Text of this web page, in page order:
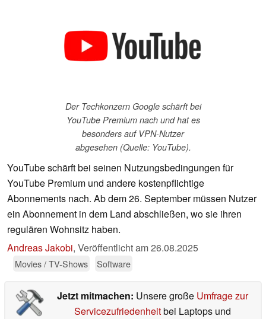
Der Techkonzern Google schärft bei
YouTube Premium nach und hat es
besonders auf VPN-Nutzer
abgesehen (Quelle: YouTube).
YouTube schärft bei seinen Nutzungsbedingungen für
YouTube Premium und andere kostenpflichtige
Abonnements nach. Ab dem 26. September müssen Nutzer
ein Abonnement in dem Land abschließen, wo sie ihren
regulären Wohnsitz haben.
Andreas Jakobi, Veröffentlicht am26.08.2025
Movies / TV-Shows Software
Jetzt mitmachen: Unsere große Umfrage zur
Servicezufriedenheitbei Laptops und